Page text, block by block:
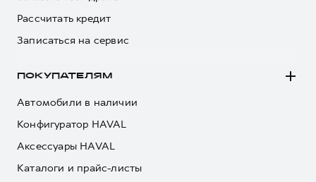
Рассчитать кредит
Записаться на сервис
ПОКУПАТЕЛЯМ
Автомобили в наличии
Конфигуратор HAVAL
Аксессуары HAVAL
Каталоги и прайс-листы